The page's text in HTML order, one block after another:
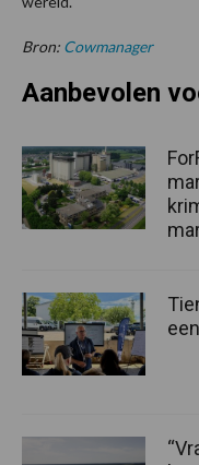
Bron: Cowmanager
Aanbevolen